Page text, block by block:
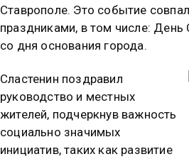
Ставрополе. Это событие
праздниками, в том числе: День
со дня основания города.
Сластенин поздравил
руководство и местных
жителей, подчеркнув важность
социально значимых
инициатив, таких как развитие